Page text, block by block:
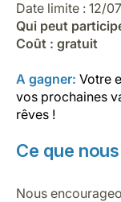
Date limite : 12/
Qui peut
Coût : gratuit
A gagner: Votre
vos prochaines
rêves !
Ce que
Nous